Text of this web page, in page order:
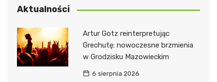
Aktualności
Artur Gotz reinterpretując
Grechutę: nowoczesne brzmienia
w Grodzisku Mazowieckim
6 sierpnia 2026